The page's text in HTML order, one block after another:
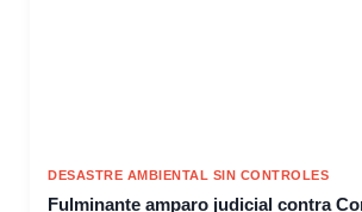
DESASTRE AMBIENTAL SIN CONTROLES
Fulminante amparo judicial contra